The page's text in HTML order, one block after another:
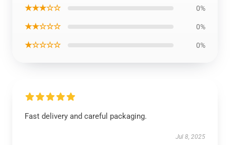
★★★☆☆ 0%
★★☆☆☆ 0%
★☆☆☆☆ 0%
Fast delivery and careful packaging.
Jul 8, 2025